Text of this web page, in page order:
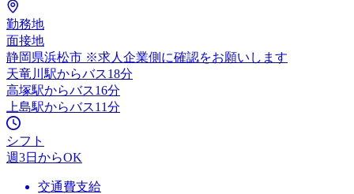
勤務地
面接地
静岡県浜松市 ※求人企業側に確認をお願いします
天竜川駅からバス18分
高塚駅からバス16分
上島駅からバス11分
シフト
週3日からOK
交通費支給